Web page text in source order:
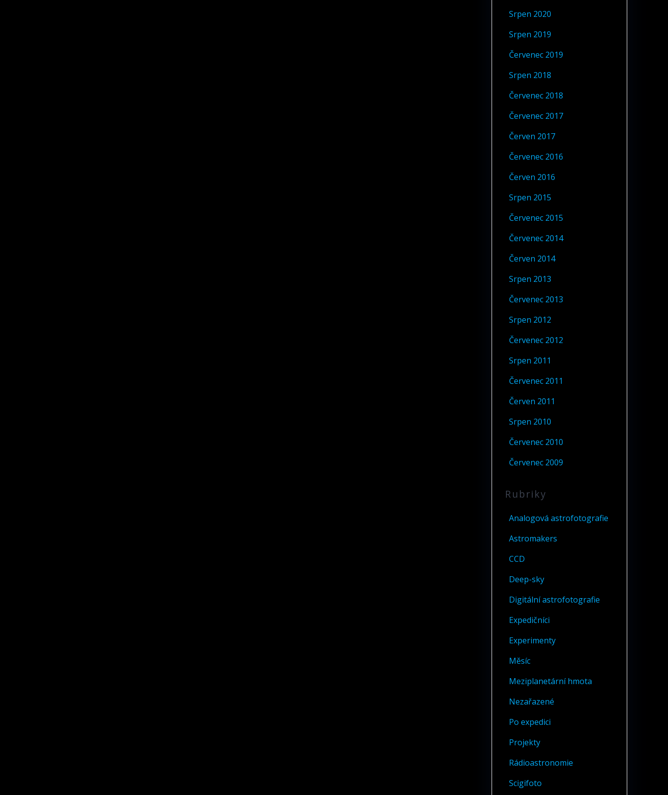
Srpen 2020
Srpen 2019
Červenec 2019
Srpen 2018
Červenec 2018
Červenec 2017
Červen 2017
Červenec 2016
Červen 2016
Srpen 2015
Červenec 2015
Červenec 2014
Červen 2014
Srpen 2013
Červenec 2013
Srpen 2012
Červenec 2012
Srpen 2011
Červenec 2011
Červen 2011
Srpen 2010
Červenec 2010
Červenec 2009
Rubriky
Analogová astrofotografie
Astromakers
CCD
Deep-sky
Digitální astrofotografie
Expedičníci
Experimenty
Měsíc
Meziplanetární hmota
Nezařazené
Po expedici
Projekty
Rádioastronomie
Scigifoto